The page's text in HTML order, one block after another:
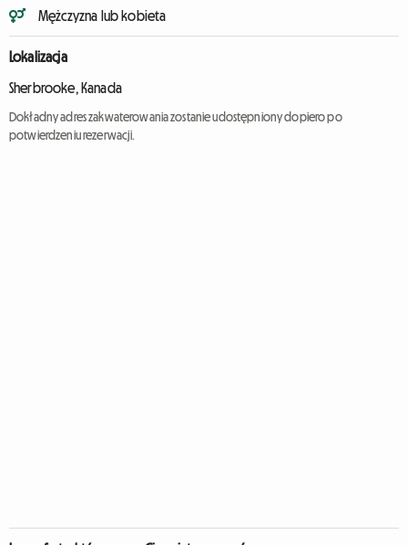
Mężczyzna lub kobieta
Lokalizacja
Sherbrooke, Kanada
Dokładny adres zakwaterowania zostanie udostępniony dopiero po
potwierdzeniu rezerwacji.